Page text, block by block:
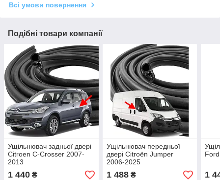
Всі умови повернення
Подібні товари компанії
Ущільнювач задньої двері
Citroen C-Crosser 2007-
2013
1 440 ₴
Ущільнювач передньої
двері Citroën Jumper
2006-2025
1 488₴ 1